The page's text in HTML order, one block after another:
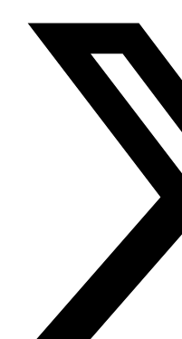
বৈশ্বিক অর্থব্যবস্থা,
হিটলারের মৃত্যু, গোপন